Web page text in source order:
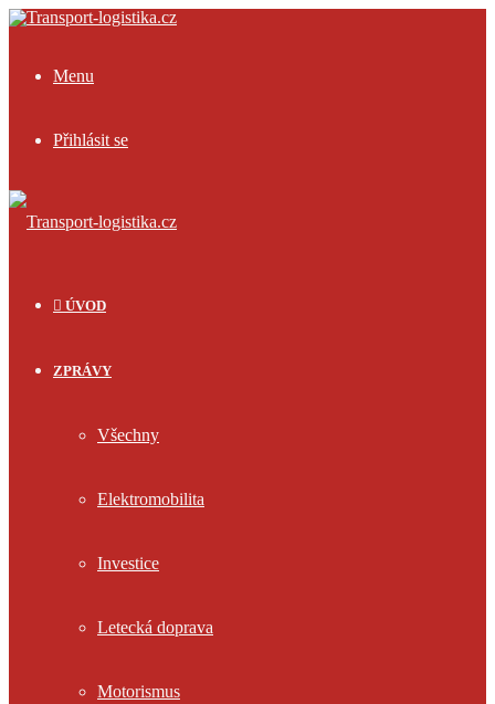
Menu
Přihlásit se
ÚVOD
ZPRÁVY
Všechny
Elektromobilita
Investice
Letecká doprava
Motorismus